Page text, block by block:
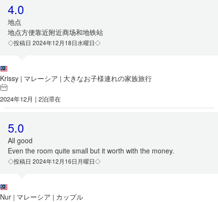
4.0
地点
地点方便靠近附近商场和地铁站
◇投稿日 2024年12月18日水曜日◇
Krissy | マレーシア | 大きなお子様連れの家族旅行
2024年12月 | 2泊滞在
5.0
All good
Even the room quite small but it worth with the money.
◇投稿日 2024年12月16日月曜日◇
Nur | マレーシア | カップル